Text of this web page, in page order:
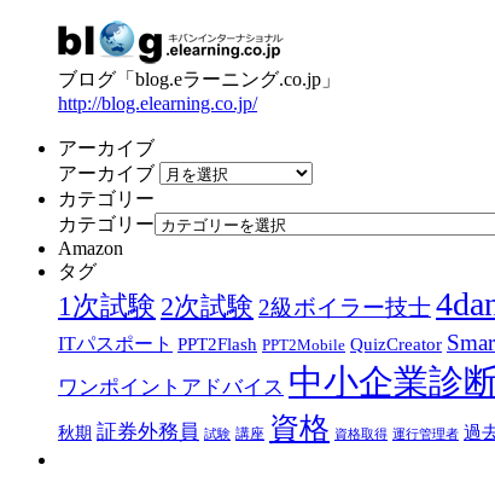
ブログ「blog.eラーニング.co.jp」
http://blog.elearning.co.jp/
アーカイブ
アーカイブ
カテゴリー
カテゴリー
Amazon
タグ
1次試験 2次試験 2級ボイラー技士
ITパスポート PPT2Flash PPT2Mobile QuizCreator
ワンポイントアドバイス 中小企業診
秋期 証券外務員 試験 講座 資格 資格取得 運行管理者 過